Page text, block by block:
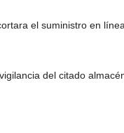
el suministro en
del citado